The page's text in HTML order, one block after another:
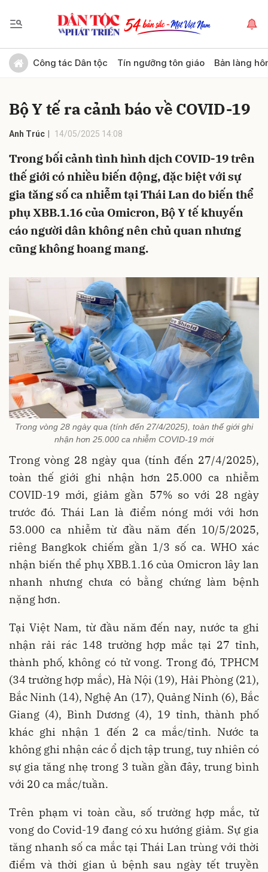
Công tác Dân tộc Tín ngưỡng tôn giáo Bản làng
Bộ Y tế ra cảnh báo về COVID-19
Anh Trúc 14/05/2025 14:08
Trong bối cảnh tình hình dịch COVID-19 trên
thế giới có nhiều biến động, đặc biệt với sự
gia tăng số ca nhiễm tại Thái Lan do biến thể
phụ XBB.1.16 của Omicron, Bộ Y tế khuyến
cáo người dân không nên chủ quan nhưng
cũng không hoang mang.
Trong vòng 28 ngày qua (tính đến 27/4/2025), toàn thế giới ghi
nhận hơn 25.000 ca nhiễm COVID-19 mới
Trong vòng 28 ngày qua (tính đến 27/4/2025),
toàn thế giới ghi nhận hơn 25.000 ca nhiễm
COVID-19 mới, giảm gần 57% so với 28 ngày
trước đó. Thái Lan là điểm nóng mới với hơn
53.000 ca nhiễm từ đầu năm đến 10/5/2025,
riêng Bangkok chiếm gần 1/3 số ca. WHO xác
nhận biến thể phụ XBB.1.16 của Omicron lây lan
nhanh nhưng chưa có bằng chứng làm bệnh
nặng hơn.
Tại Việt Nam, từ đầu năm đến nay, nước ta ghi
nhận rải rác 148 trường hợp mắc tại 27 tỉnh,
thành phố, không có tử vong. Trong đó, TPHCM
(34 trường hợp mắc), Hà Nội (19), Hải Phòng (21),
Bắc Ninh (14), Nghệ An (17), Quảng Ninh (6), Bắc
Giang (4), Bình Dương (4), 19 tỉnh, thành phố
khác ghi nhận 1 đến 2 ca mắc/tỉnh. Nước ta
không ghi nhận các ổ dịch tập trung, tuy nhiên có
sự gia tăng nhẹ trong 3 tuần gần đây, trung bình
với 20 ca mắc/tuần.
Trên phạm vi toàn cầu, số trường hợp mắc, tử
vong do Covid-19 đang có xu hướng giảm. Sự gia
tăng nhanh số ca mắc tại Thái Lan trùng với thời
điểm và thời gian ủ bệnh sau ngày tết truyền
Gửi bình luận
Hủy Gửi